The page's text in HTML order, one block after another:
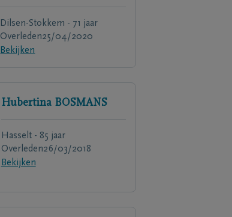
Dilsen-Stokkem - 71 jaar
Overleden25/04/2020
Bekijken
Hubertina BOSMANS
Hasselt - 85 jaar
Overleden26/03/2018
Bekijken